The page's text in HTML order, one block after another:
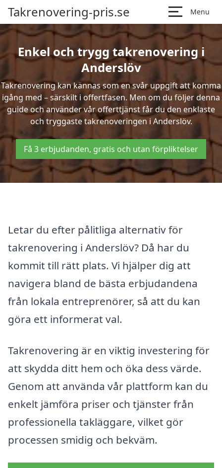
Takrenovering-pris.se Menu
Enkel och trygg takrenovering i
Anderslöv
Takrenovering kan kännas som en svår uppgift att komma
igång med – särskilt i offertfasen. Men om du följer denna
guide och använder vår offerttjänst får du den enklaste
och tryggaste takrenoveringen i Anderslöv.
Få 3 erbjudanden, gratis och utan förpliktelser
Letar du efter pålitliga alternativ för
takrenovering i Anderslöv? Då har du
kommit till rätt plats. Vi hjälper dig att
navigera bland de bästa erbjudandena
från lokala entreprenörer, så att du kan
göra ett informerat val.
Takrenovering är en viktig investering för
att skydda ditt hem och öka dess värde.
Genom att använda vår plattform kan du
enkelt jämföra priser och tjänster från
professionella takläggare, vilket gör
processen smidig och bekväm.